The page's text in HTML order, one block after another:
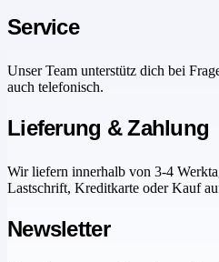
Service
Unser Team unterstütz dich bei
auch telefonisch.
Lieferung & Zahlung
Wir liefern innerhalb von 3-4
Lastschrift, Kreditkarte oder Kauf
Newsletter